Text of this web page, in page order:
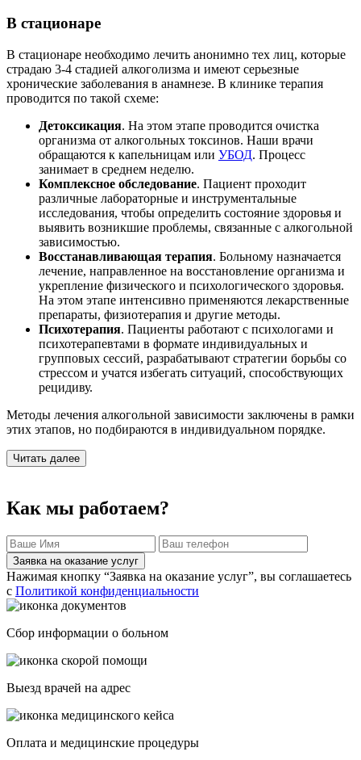
В стационаре
В стационаре необходимо лечить анонимно тех лиц, которые
страдаю 3-4 стадией алкоголизма и имеют серьезные
хронические заболевания в анамнезе. В клинике терапия
проводится по такой схеме:
Детоксикация. На этом этапе проводится очистка
организма от алкогольных токсинов. Наши врачи
обращаются к капельницам или УБОД. Процесс
занимает в среднем неделю.
Комплексное обследование. Пациент проходит
различные лабораторные и инструментальные
исследования, чтобы определить состояние здоровья и
выявить возникшие проблемы, связанные с алкогольной
зависимостью.
Восстанавливающая терапия. Больному назначается
лечение, направленное на восстановление организма и
укрепление физического и психологического здоровья.
На этом этапе интенсивно применяются лекарственные
препараты, физиотерапия и другие методы.
Психотерапия. Пациенты работают с психологами и
психотерапевтами в формате индивидуальных и
групповых сессий, разрабатывают стратегии борьбы со
стрессом и учатся избегать ситуаций, способствующих
рецидиву.
Методы лечения алкогольной зависимости заключены в рамки
этих этапов, но подбираются в индивидуальном порядке.
Читать далее
Как мы работаем?
Заявка на оказание услуг
Нажимая кнопку “Заявка на оказание услуг”, вы соглашаетесь
с Политикой конфиденциальности
Сбор информации о больном
Выезд врачей на адрес
Оплата и медицинские процедуры